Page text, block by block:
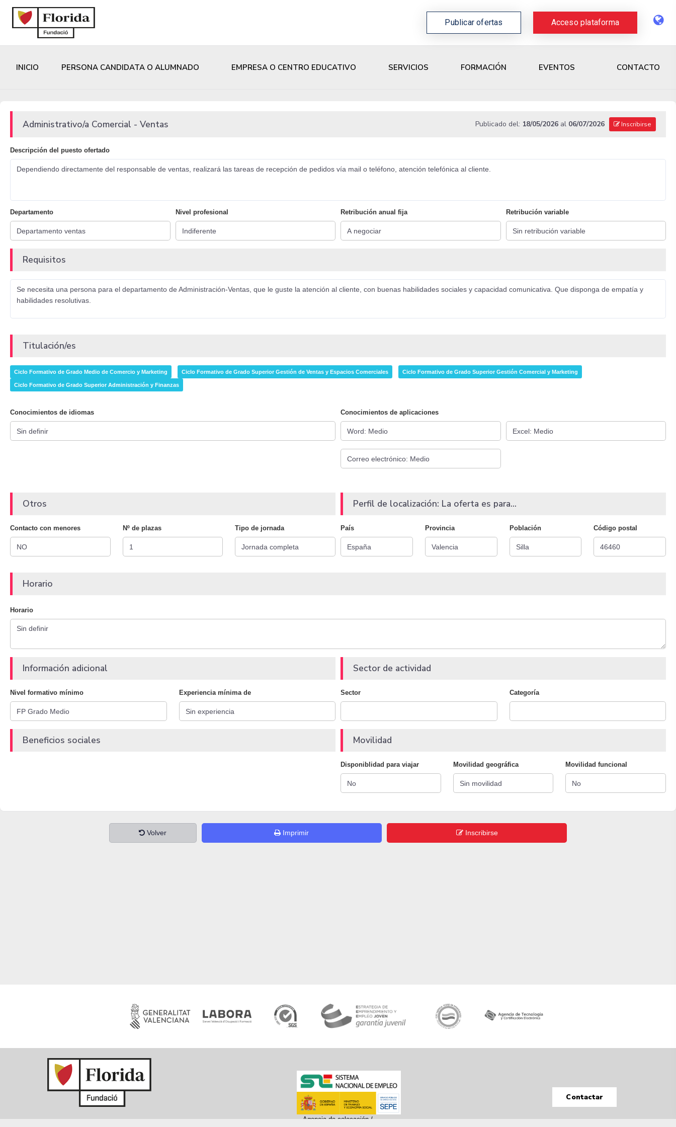
Publicar ofertas Acceso plataforma
INICIO PERSONA CANDIDATA O ALUMNADO EMPRESA O CENTRO EDUCATIVO SERVICIOS FORMACIÓN EVENTOS CONTACTO
Administrativo/a Comercial - Ventas Publicado del: 18/05/2026al 06/07/2026 Inscribirse
Descripción del puesto ofertado
Dependiendo directamente del responsable de ventas, realizará las tareas de recepción de pedidos vía mail o teléfono, atención telefónica al cliente.
Departamento Nivel profesional Retribución anual fija Retribución variable
Requisitos
Se necesita una persona para el departamento de Administración-Ventas, que le guste la atención al cliente, con buenas habilidades sociales y capacidad comunicativa. Que disponga de empatía y
habilidades resolutivas.
Titulación/es
Ciclo Formativo de Grado Medio de Comercio y Marketing Ciclo Formativo de Grado Superior Gestión de Ventas y Espacios Comerciales Ciclo Formativo de Grado Superior Gestión Comercial y Marketing
Ciclo Formativo de Grado Superior Administración y Finanzas
Conocimientos de idiomas Conocimientos de aplicaciones
Otros
Contacto con menores Nº de plazas Tipo de jornada
Perfil de localización: La oferta es para...
País Provincia Población Código postal
Horario
Horario
Información adicional
Nivel formativo mínimo Experiencia mínima de
Sector de actividad
Sector Categoría
Beneficios sociales Movilidad
Disponiblidad para viajar Movilidad geográfica Movilidad funcional
Volver Imprimir Inscribirse
Agencia de colocación /
Contactar